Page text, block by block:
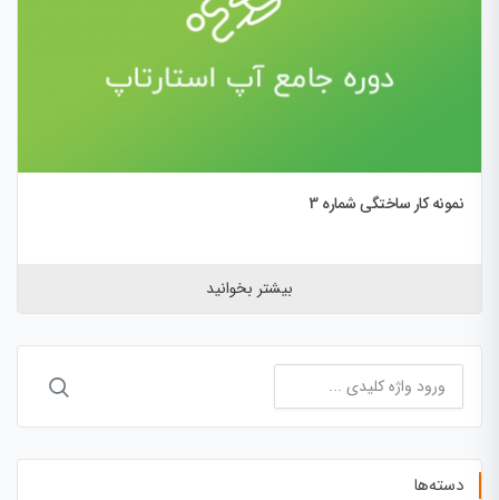
نمونه کار ساختگی شماره 3
بیشتر بخوانید
جستجو
دسته‌ها